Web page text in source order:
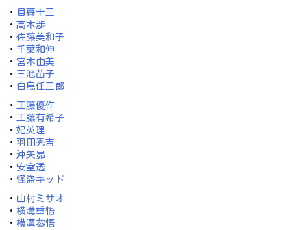
・ 目暮十三
・ 高木渉
・ 佐藤美和子
・ 千葉和伸
・ 宮本由美
・ 三池苗子
・ 白鳥任三郎
・ 工藤優作
・ 工藤有希子
・ 妃英理
・ 羽田秀吉
・ 沖矢昴
・ 安室透
・ 怪盗キッド
・ 山村ミサオ
・ 横溝重悟
・ 横溝参悟